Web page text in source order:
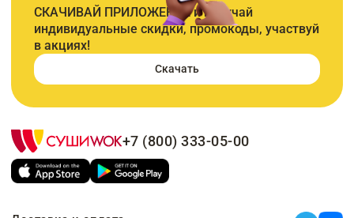
СКАЧИВАЙ ПРИЛОЖЕНИЕ и получай
индивидуальные скидки, промокоды, участвуй
в акциях!
Скачать
+7 (800) 333-05-00